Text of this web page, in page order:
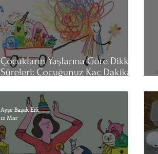
Çocukların Yaşlarına Göre Dikkat
Süreleri: Çocuğunuz Kaç Dakika
Ayşe Başak Erk
12 Mar